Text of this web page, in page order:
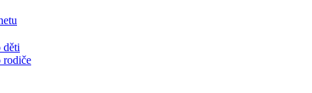
děti
rodiče